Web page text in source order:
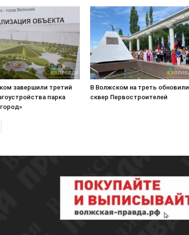
завершили третий
парка
В Волжском на треть обновили
сквер Первостроителей